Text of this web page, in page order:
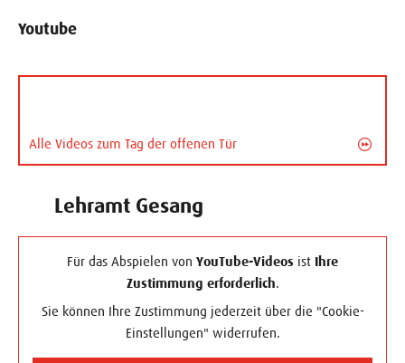
Youtube
Alle Videos zum Tag der offenen Tür
Lehramt Gesang
Für das Abspielen von YouTube-Videos ist Ihre
Zustimmung erforderlich.
Sie können Ihre Zustimmung jederzeit über die "Cookie-
Einstellungen" widerrufen.